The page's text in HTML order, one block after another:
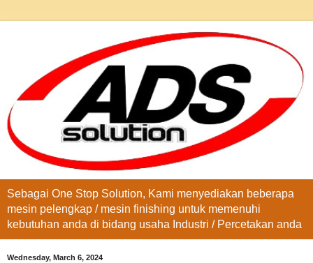
Sebagai One Stop Solution, Kami menyediakan beberapa
mesin pelengkap / mesin finishing untuk memenuhi
kebutuhan anda di bidang usaha Industri / Percetakan anda
Wednesday, March 6, 2024